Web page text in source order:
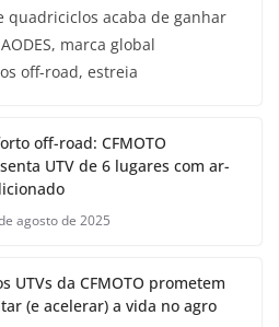
quadriciclos acaba de ganhar
marca global
off-road, estreia
off-road: CFMOTO
UTV de 6 lugares com ar-
agosto de 2025
UTVs da CFMOTO prometem
(e acelerar) a vida no agro